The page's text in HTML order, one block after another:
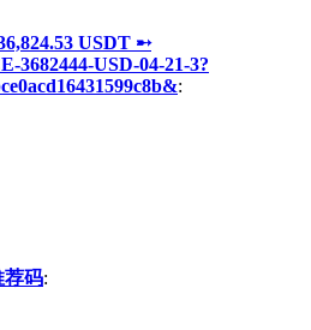
USDT ➸
3682444-USD-04-21-3?
:
荐码: